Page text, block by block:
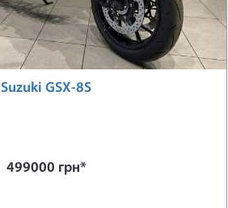
Suzuki GSX-8S
499000 грн*